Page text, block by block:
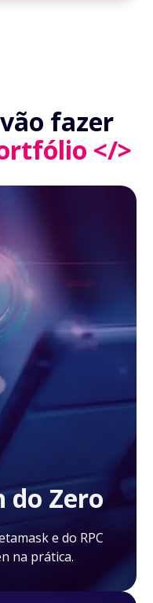
fazer
</>
do Zero
e do RPC
na prática.